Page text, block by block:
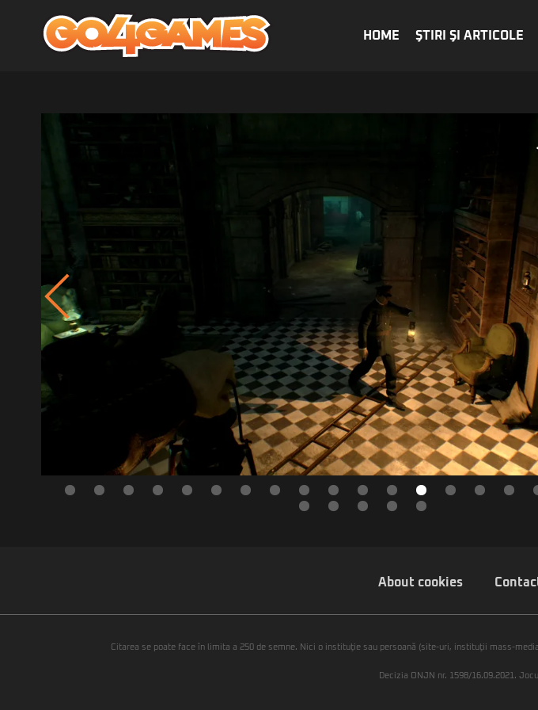
HOME ŞTIRI ŞI ARTICOLE
About cookies
Citarea se poate face în limita a 250 de semne. Nici o instituţie sau persoană (site-uri, instituţii mass-
Decizia ONJN nr. 1598/16.09.2021.